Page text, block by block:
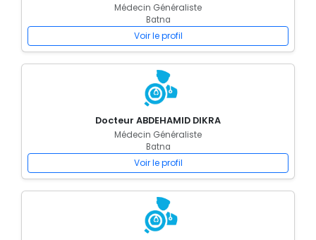
Médecin Généraliste
Batna
Voir le profil
Docteur ABDEHAMID DIKRA
Médecin Généraliste
Batna
Voir le profil